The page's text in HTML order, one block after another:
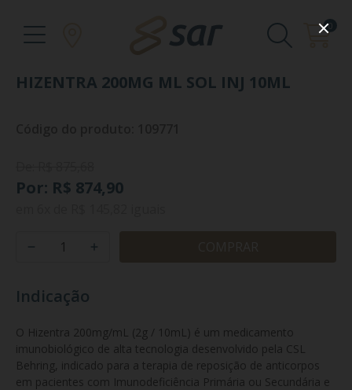
0
HIZENTRA 200MG ML SOL INJ 10ML
Por: R$ 874,90
Indicação
O Hizentra 200mg/mL (2g / 10mL) é um medicamento
imunobiológico de alta tecnologia desenvolvido pela CSL
Behring, indicado para a terapia de reposição de anticorpos
em pacientes com Imunodeficiência Primária ou Secundária e